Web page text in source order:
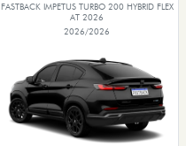
FASTBACK IMPETUS TURBO 200 HYBRID FLEX
AT 2026
2026/2026